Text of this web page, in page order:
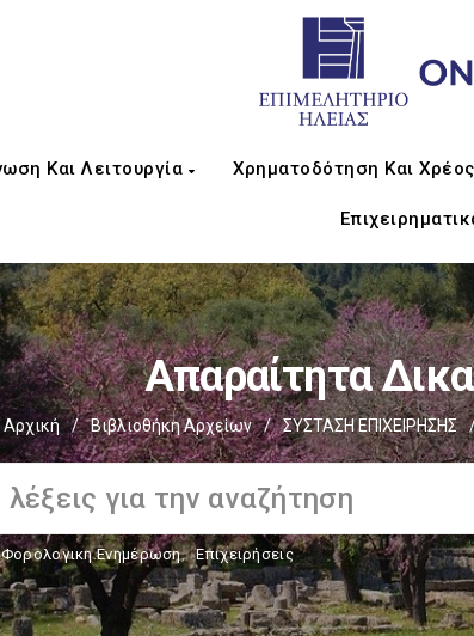
Και Λειτουργία Χρηματοδότηση Και Χρέος
Απαραίτητα
Αρχική / Βιβλιοθήκη Αρχείων / ΣΥΣΤΑΣΗ ΕΠΙΧΕΙΡΗΣΗΣ
Φορολογικη Ενημέρωση, Επιχειρήσεις